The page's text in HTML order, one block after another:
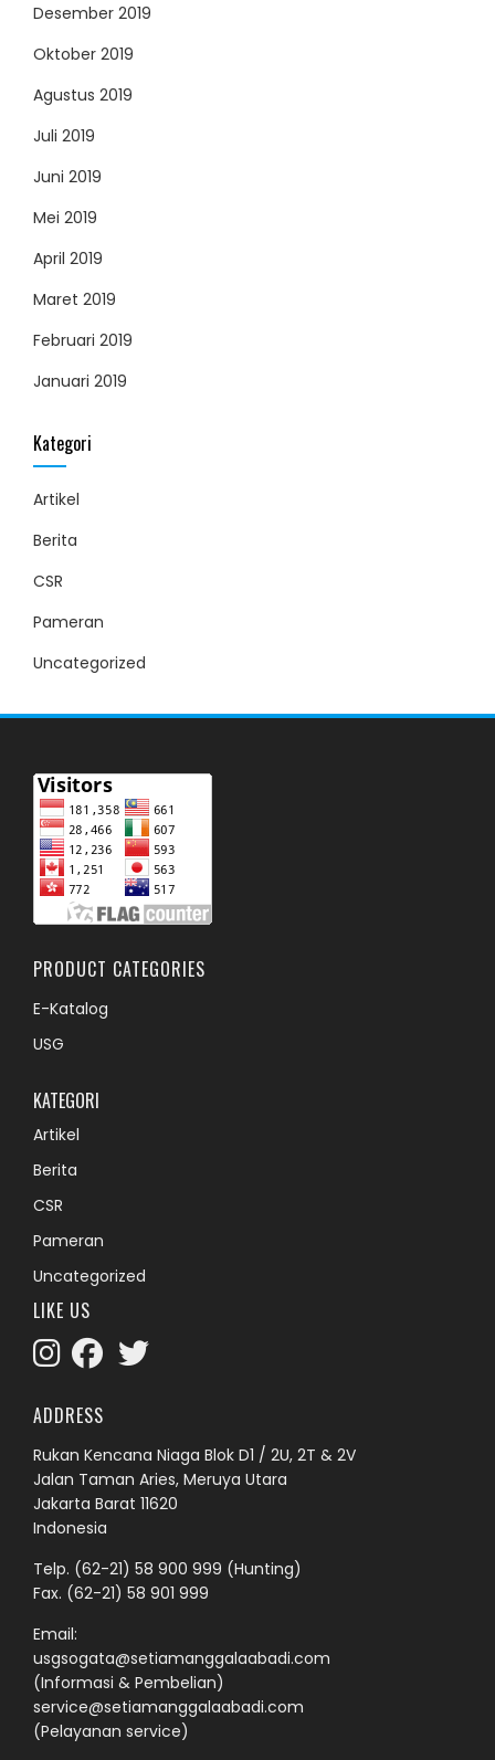
Desember 2019
Oktober 2019
Agustus 2019
Juli 2019
Juni 2019
Mei 2019
April 2019
Maret 2019
Februari 2019
Januari 2019
Kategori
Artikel
Berita
CSR
Pameran
Uncategorized
PRODUCT CATEGORIES
E-Katalog
USG
KATEGORI
Artikel
Berita
CSR
Pameran
Uncategorized
LIKE US
ADDRESS
Rukan Kencana Niaga Blok D1 / 2U, 2T & 2V
Jalan Taman Aries, Meruya Utara
Jakarta Barat 11620
Indonesia
Telp. (62-21) 58 900 999 (Hunting)
Fax. (62-21) 58 901 999
Email:
usgsogata@setiamanggalaabadi.com
(Informasi & Pembelian)
service@setiamanggalaabadi.com
(Pelayanan service)